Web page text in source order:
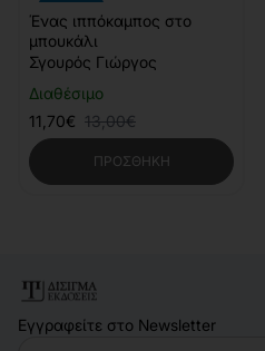
Διαθέσιμο
Ένας ιππόκαμπος στο
μπουκάλι
Σγουρός Γιώργος
11,70€ 13,00€
ΠΡΟΣΘΉΚΗ
Εγγραφείτε στο Newsletter